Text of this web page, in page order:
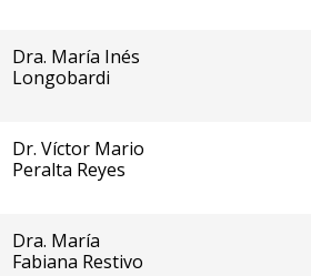
Dra. María Inés
Longobardi
Dr. Víctor Mario
Peralta Reyes
Dra. María
Fabiana Restivo